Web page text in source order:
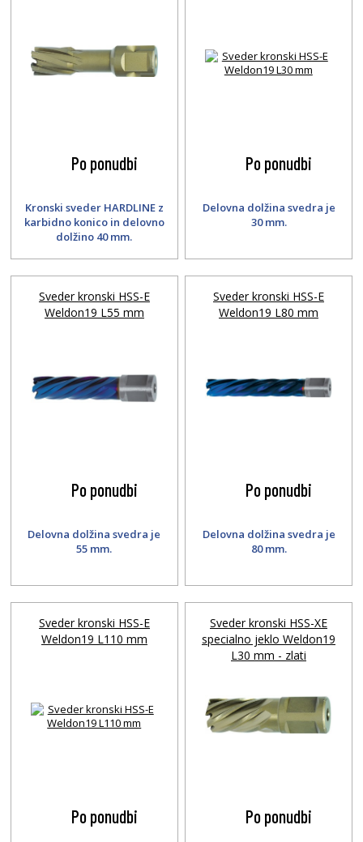
Po ponudbi
Kronski sveder HARDLINE z
karbidno konico in delovno
dolžino 40 mm.
Po ponudbi
Delovna dolžina svedra je
30 mm.
Sveder kronski HSS-E
Weldon19 L55 mm
Po ponudbi
Delovna dolžina svedra je
55 mm.
Sveder kronski HSS-E
Weldon19 L80 mm
Po ponudbi
Delovna dolžina svedra je
80 mm.
Sveder kronski HSS-E
Weldon19 L110 mm
Po ponudbi
Sveder kronski HSS-XE
specialno jeklo Weldon19
L30 mm - zlati
Po ponudbi